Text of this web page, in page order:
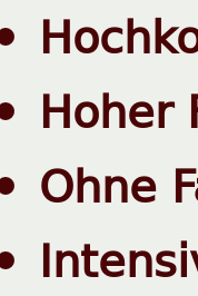
Hoher
Ohne